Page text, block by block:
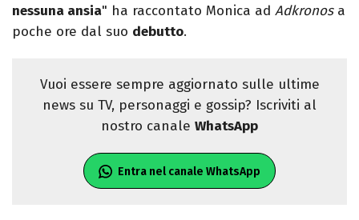
nessuna ansia" ha raccontato Monica ad Adkronosa
poche ore dal suo debutto.
Vuoi essere sempre aggiornato sulle ultime
news su TV, personaggi e gossip? Iscriviti al
nostro canale WhatsApp
Entra nel canale WhatsApp